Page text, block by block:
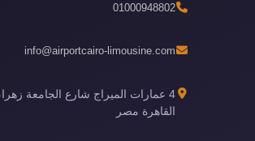
01000948802
info@airportcairo-limousine.com
4 عمارات الميراج شارع الجامعة
القاهرة مصر